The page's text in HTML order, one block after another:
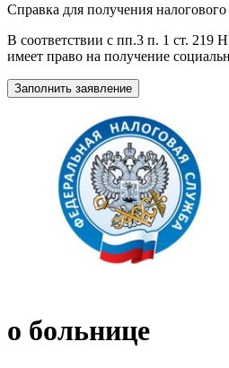
Справка для получения налогового
В соответствии с пп.3 п. 1 ст.
имеет право на получение
Заполнить заявление
о больнице